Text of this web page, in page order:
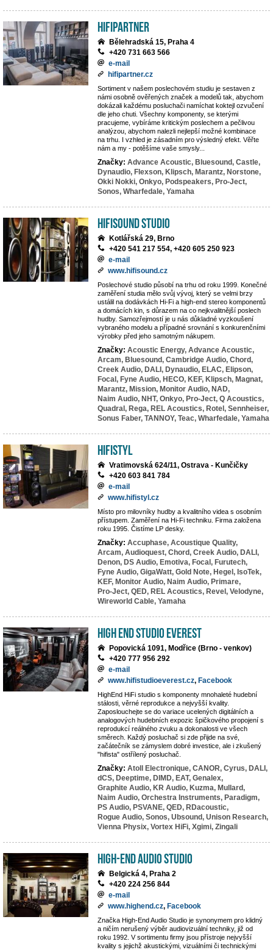
HIFIpartner
Bělehradská 15, Praha 4
+420 731 663 566
e-mail
hifipartner.cz
Sortiment v našem poslechovém studiu je sestaven z
námi osobně ověřených značek a modelů tak, abychom
dokázali každému posluchači namíchat koktejl ozvučení
dle jeho chuti. Všechny komponenty, se kterými
pracujeme, vybíráme kritickým poslechem a pečlivou
analýzou, abychom nalezli nejlepší možné kombinace
na trhu. I vzhled je zásadním pro výsledný efekt. Věřte
nám a my - potěšíme vaše smysly...
Značky: Advance Acoustic, Bluesound, Castle,
Dynaudio, Flexson, Klipsch, Marantz, Norstone,
Okki Nokki, Onkyo, Podspeakers, Pro-Ject,
Sonos, Wharfedale, Yamaha
HifiSound Studio
Kotlářská 29, Brno
+420 541 217 554, +420 605 250 923
e-mail
www.hifisound.cz
Poslechové studio působí na trhu od roku 1999. Konečné
zaměření studia mělo svůj vývoj, který se velmi brzy
ustálil na dodávkách Hi-Fi a high-end stereo komponentů
a domácích kin, s důrazem na co nejkvalitnější poslech
hudby. Samozřejmostí je u nás důkladné vyzkoušení
vybraného modelu a případné srovnání s konkurenčními
výrobky před jeho samotným nákupem.
Značky: Acoustic Energy, Advance Acoustic,
Arcam, Bluesound, Cambridge Audio, Chord,
Creek Audio, DALI, Dynaudio, ELAC, Elipson,
Focal, Fyne Audio, HECO, KEF, Klipsch, Magnat,
Marantz, Mission, Monitor Audio, NAD,
Naim Audio, NHT, Onkyo, Pro-Ject, Q Acoustics,
Quadral, Rega, REL Acoustics, Rotel, Sennheiser,
Sonus Faber, TANNOY, Teac, Wharfedale, Yamaha
HiFiStyl
Vratimovská 624/11, Ostrava - Kunčičky
+420 603 841 784
e-mail
www.hifistyl.cz
Místo pro milovníky hudby a kvalitního videa s osobním
přístupem. Zaměření na Hi-Fi techniku. Firma založena
roku 1995. Čistíme LP desky.
Značky: Accuphase, Acoustique Quality,
Arcam, Audioquest, Chord, Creek Audio, DALI,
Denon, DS Audio, Emotiva, Focal, Furutech,
Fyne Audio, GigaWatt, Gold Note, Hegel, IsoTek,
KEF, Monitor Audio, Naim Audio, Primare,
Pro-Ject, QED, REL Acoustics, Revel, Velodyne,
Wireworld Cable, Yamaha
High End Studio EVEREST
Popovická 1091, Modřice (Brno - venkov)
+420 777 956 292
e-mail
www.hifistudioeverest.cz, Facebook
HighEnd HiFi studio s komponenty mnohaleté hudební
stálosti, věrné reprodukce a nejvyšší kvality.
Zaposlouchejte se do variace ucelených digitálních a
analogových hudebních expozic špičkového propojení s
reprodukcí reálného zvuku a dokonalosti ve všech
směrech. Každý posluchač si zde přijde na své,
začátečník se zámyslem dobré investice, ale i zkušený
"hifista" ostřílený posluchač.
Značky: Atoll Electronique, CANOR, Cyrus, DALI,
dCS, Deeptime, DIMD, EAT, Genalex,
Graphite Audio, KR Audio, Kuzma, Mullard,
Naim Audio, Orchestra Instruments, Paradigm,
PS Audio, PSVANE, QED, RDacoustic,
Rogue Audio, Sonos, Ubsound, Unison Research,
Vienna Physix, Vortex HiFi, Xgimi, Zingali
High-End Audio Studio
Belgická 4, Praha 2
+420 224 256 844
e-mail
www.highend.cz, Facebook
Značka High-End Audio Studio je synonymem pro klidný
a ničím nerušený výběr audiovizuální techniky, již od
roku 1992. V sortimentu firmy jsou přístroje nejvyšší
kvality s jejichž akustickými, vizuálními či technickými